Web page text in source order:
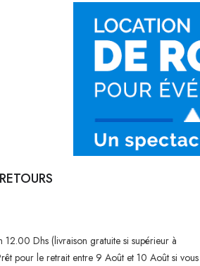
12.00 Dhs (livraison gratuite si supérieur à
pour le retrait entre 9 Août et 10 Août si vous